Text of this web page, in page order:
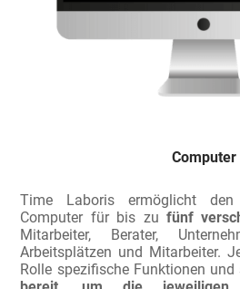
Computer
Time Laboris ermöglicht
Computer für bis zu fünf
Mitarbeiter, Berater,
Arbeitsplätzen und Mitarbeiter.
Rolle spezifische Funktionen